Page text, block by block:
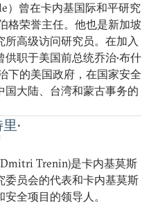
）曾在卡内基国际和平研究
格荣誉主任。他也是新加坡
所高级访问研究员。在加入
职于美国前总统乔治•布什
下的美国政府，在国家安全
国大陆、台湾和蒙古事务的
•
Trenin)是卡内基莫斯
委员会的代表和卡内基莫斯
全项目的领导人。